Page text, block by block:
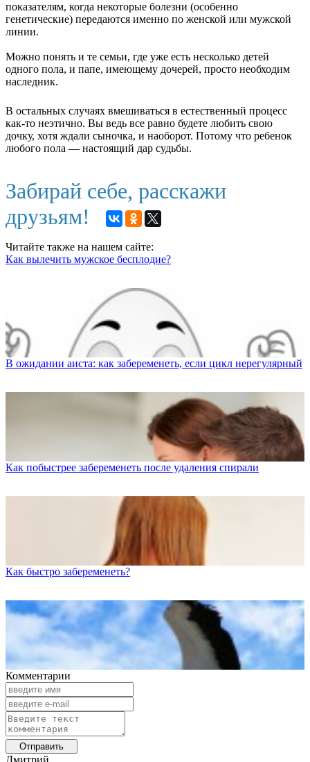
показателям, когда некоторые болезни (особенно
генетические) передаются именно по женской или мужской
линии.
Можно понять и те семьи, где уже есть несколько детей
одного пола, и папе, имеющему дочерей, просто необходим
наследник.
В остальных случаях вмешиваться в естественный процесс
как-то неэтично. Вы ведь все равно будете любить свою
дочку, хотя ждали сыночка, и наоборот. Потому что ребенок
любого пола — настоящий дар судьбы.
Забирай себе, расскажи
друзьям!
Читайте также на нашем сайте:
Как вылечить мужское бесплодие?
В ожидании аиста: как забеременеть, если цикл нерегулярный
Как побыстрее забеременеть после удаления спирали
Как быстро забеременеть?
Комментарии
Дмитрий